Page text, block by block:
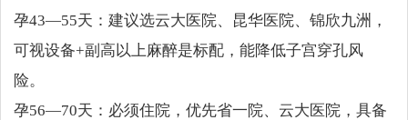
孕43—55天：建议选云大医院、昆华医院、锦欣九洲，
可视设备+副高以上麻醉是标配，能降低子宫穿孔风
险。
孕56—70天：必须住院，优先省一院、云大医院，具备